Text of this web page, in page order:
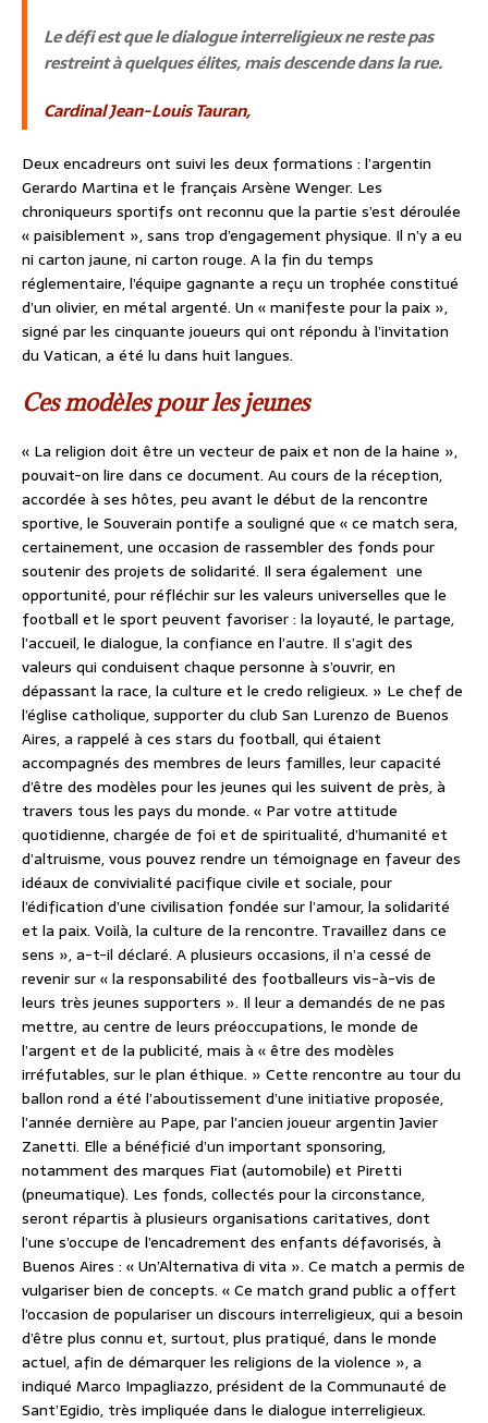
Le défi est que le dialogue interreligieux ne reste pas
restreint à quelques élites, mais descende dans la rue.
Cardinal Jean-Louis Tauran,
Deux encadreurs ont suivi les deux formations : l’argentin
Gerardo Martina et le français Arsène Wenger. Les
chroniqueurs sportifs ont reconnu que la partie s’est déroulée
« paisiblement », sans trop d’engagement physique. Il n’y a eu
ni carton jaune, ni carton rouge. A la fin du temps
réglementaire, l’équipe gagnante a reçu un trophée constitué
d’un olivier, en métal argenté. Un « manifeste pour la paix »,
signé par les cinquante joueurs qui ont répondu à l’invitation
du Vatican, a été lu dans huit langues.
Ces modèles pour les jeunes
« La religion doit être un vecteur de paix et non de la haine »,
pouvait-on lire dans ce document. Au cours de la réception,
accordée à ses hôtes, peu avant le début de la rencontre
sportive, le Souverain pontife a souligné que « ce match sera,
certainement, une occasion de rassembler des fonds pour
soutenir des projets de solidarité. Il sera également une
opportunité, pour réfléchir sur les valeurs universelles que le
football et le sport peuvent favoriser : la loyauté, le partage,
l’accueil, le dialogue, la confiance en l’autre. Il s’agit des
valeurs qui conduisent chaque personne à s’ouvrir, en
dépassant la race, la culture et le credo religieux. » Le chef de
l’église catholique, supporter du club San Lurenzo de Buenos
Aires, a rappelé à ces stars du football, qui étaient
accompagnés des membres de leurs familles, leur capacité
d’être des modèles pour les jeunes qui les suivent de près, à
travers tous les pays du monde. « Par votre attitude
quotidienne, chargée de foi et de spiritualité, d’humanité et
d’altruisme, vous pouvez rendre un témoignage en faveur des
idéaux de convivialité pacifique civile et sociale, pour
l’édification d’une civilisation fondée sur l’amour, la solidarité
et la paix. Voilà, la culture de la rencontre. Travaillez dans ce
sens », a-t-il déclaré. A plusieurs occasions, il n’a cessé de
revenir sur « la responsabilité des footballeurs vis-à-vis de
leurs très jeunes supporters ». Il leur a demandés de ne pas
mettre, au centre de leurs préoccupations, le monde de
l’argent et de la publicité, mais à « être des modèles
irréfutables, sur le plan éthique. » Cette rencontre au tour du
ballon rond a été l’aboutissement d’une initiative proposée,
l’année dernière au Pape, par l’ancien joueur argentin Javier
Zanetti. Elle a bénéficié d’un important sponsoring,
notamment des marques Fiat (automobile) et Piretti
(pneumatique). Les fonds, collectés pour la circonstance,
seront répartis à plusieurs organisations caritatives, dont
l’une s’occupe de l’encadrement des enfants défavorisés, à
Buenos Aires : « Un’Alternativa di vita ». Ce match a permis de
vulgariser bien de concepts. « Ce match grand public a offert
l’occasion de populariser un discours interreligieux, qui a besoin
d’être plus connu et, surtout, plus pratiqué, dans le monde
actuel, afin de démarquer les religions de la violence », a
indiqué Marco Impagliazzo, président de la Communauté de
Sant’Egidio, très impliquée dans le dialogue interreligieux.